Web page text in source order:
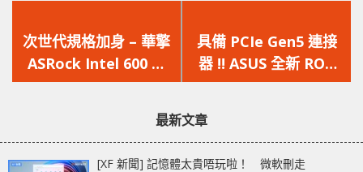
一
篇
文
次世代規格加身 – 華擎
ASRock Intel 600 系
列主機板隆重亮相
一
篇
文
具備 PCIe Gen5 連接
器 !! ASUS 全新 ROG
Thor 電源器產品確認
最新文章
[XF 新聞] 記憶體太貴唔玩啦！ 微軟刪走